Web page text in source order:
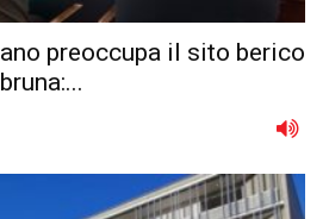
preoccupa il sito berico